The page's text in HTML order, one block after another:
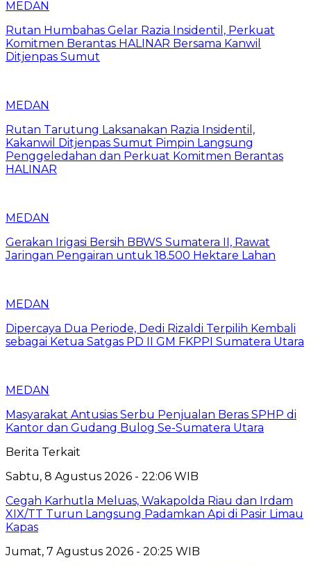
MEDAN
Rutan Humbahas Gelar Razia Insidentil, Perkuat
Komitmen Berantas HALINAR Bersama Kanwil
Ditjenpas Sumut
MEDAN
Rutan Tarutung Laksanakan Razia Insidentil,
Kakanwil Ditjenpas Sumut Pimpin Langsung
Penggeledahan dan Perkuat Komitmen Berantas
HALINAR
MEDAN
Gerakan Irigasi Bersih BBWS Sumatera II, Rawat
Jaringan Pengairan untuk 18.500 Hektare Lahan
MEDAN
Dipercaya Dua Periode, Dedi Rizaldi Terpilih Kembali
sebagai Ketua Satgas PD II GM FKPPI Sumatera Utara
MEDAN
Masyarakat Antusias Serbu Penjualan Beras SPHP di
Kantor dan Gudang Bulog Se-Sumatera Utara
Berita Terkait
Sabtu, 8 Agustus 2026 - 22:06 WIB
Cegah Karhutla Meluas, Wakapolda Riau dan Irdam
XIX/TT Turun Langsung Padamkan Api di Pasir Limau
Kapas
Jumat, 7 Agustus 2026 - 20:25 WIB